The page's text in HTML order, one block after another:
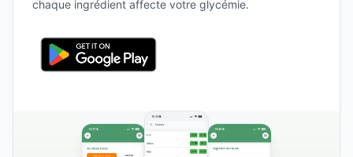
chaque ingrédient affecte votre glycémie.